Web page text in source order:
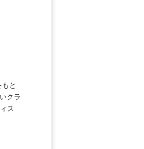
と
クラ
ス